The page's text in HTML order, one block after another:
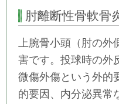
肘離断性骨軟骨
上腕骨小頭（肘の
害です。 投球時の外
微傷外傷という外的
的要因、内分泌異常